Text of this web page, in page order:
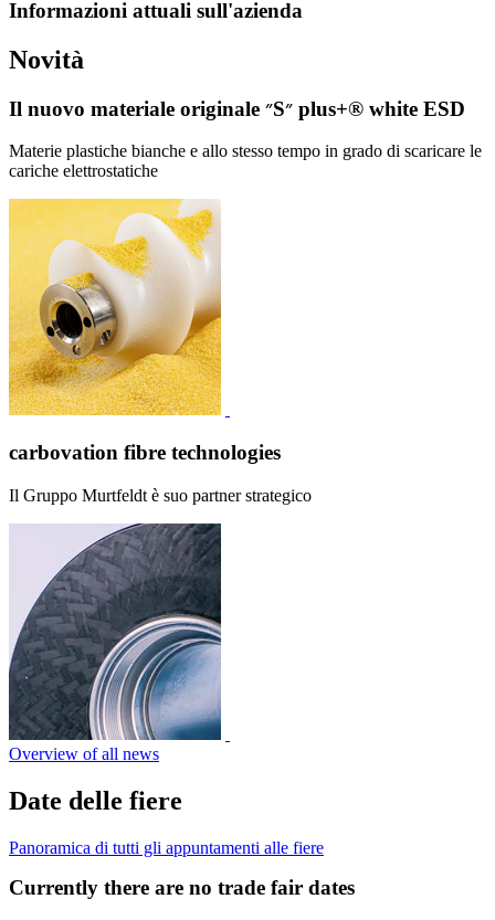
Informazioni attuali sull'azienda
Novità
Il nuovo materiale originale ״S״ plus+® white ESD
Materie plastiche bianche e allo stesso tempo in grado di scaricare le
cariche elettrostatiche
carbovation fibre technologies
Il Gruppo Murtfeldt è suo partner strategico
Overview of all news
Date delle fiere
Panoramica di tutti gli appuntamenti alle fiere
Currently there are no trade fair dates